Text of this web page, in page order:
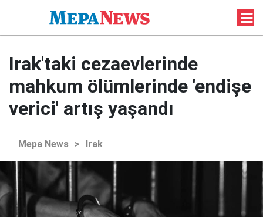
Irak'taki cezaevlerinde
mahkum ölümlerinde 'endişe
verici' artış yaşandı
Mepa News > Irak